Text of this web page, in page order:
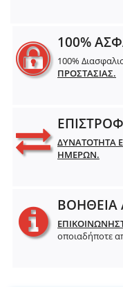
100%
100%
ΠΡΟΣΤΑΣΙΑΣ.
ΔΥΝΑΤΟΤΗΤΑ
ΗΜΕΡΩΝ.
ΒΟΗΘΕΙΑ
οποιαδήποτε